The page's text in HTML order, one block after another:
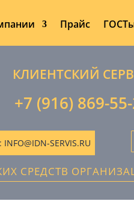
Прайс
КЛИЕНТСКИЙ
+7 (916) 869-
SERVIS.RU
СРЕДСТВ